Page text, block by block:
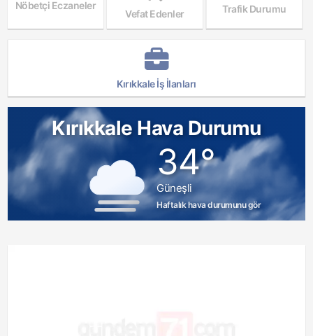
Nöbetçi Eczaneler
Vefat Edenler Trafik Durumu
Kırıkkale İş İlanları
Kırıkkale Hava Durumu
34°
Güneşli
Haftalık hava durumunu gör